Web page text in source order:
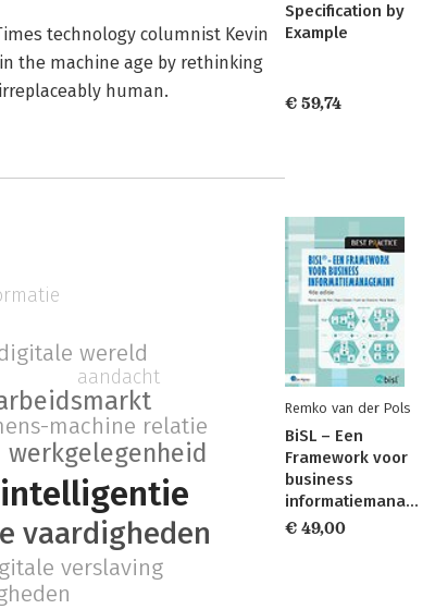
technology columnist Kevin
the machine age by rethinking
human.
vaardigheden
werkgelegenheid
machine relatie
wereld
verslaving
aandacht
Specification by
Example
€ 59,74
Remko van der Pols
BiSL – Een
Framework voor
business
informatiemanagement
€ 49,00